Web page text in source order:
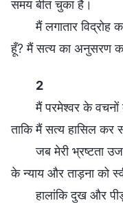
समय बीत चुका है।
मैं लगातार
हूँ? मैं सत्य का अनुसरण
2
मैं परमेश्वर के
ताकि मैं सत्य हासिल कर
जब मेरी भ्रष्टता
के न्याय और ताड़ना को
हालांकि दुख और